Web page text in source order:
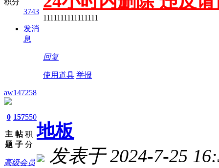
3743
发消
息
1111111111111111
回复
使用道具 举报
aw147258
0
主
题
157
帖
子
550
积
分
高级会员
地板
发表于 2024-7-25